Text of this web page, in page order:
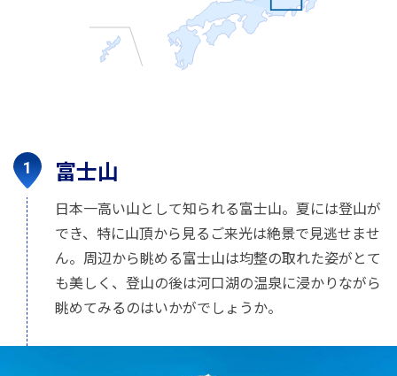
富士山
日本一高い山として知られる富士山。夏には登山が
でき、特に山頂から見るご来光は絶景で見逃せませ
ん。周辺から眺める富士山は均整の取れた姿がとて
も美しく、登山の後は河口湖の温泉に浸かりながら
眺めてみるのはいかがでしょうか。